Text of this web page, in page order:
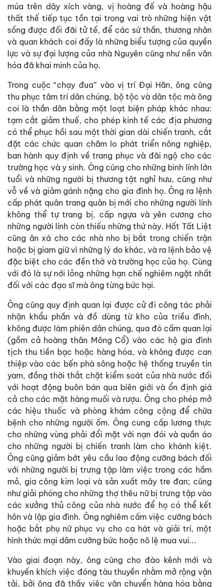
múa trên dây xích vàng, vị hoàng đế và hoàng hậu
thất thế tiếp tục tồn tại trong vai trò những hiện vật
sống được đối đãi tử tế, để các sứ thần, thương nhân
và quan khách coi đấy là những biểu tượng của quyền
lực và sự đại lượng của nhà Nguyên cũng như nền văn
hóa đã khai minh của họ.
Trong cuộc “chạy đua” vào vị trí Đại Hãn, ông cũng
thu phục tâm trí dân chúng, bộ tộc và dân tộc mà ông
coi là thần dân bằng một loạt biện pháp khác nhau:
tạm cắt giảm thuế, cho phép kinh tế các địa phương
có thể phục hồi sau một thời gian dài chiến tranh, cắt
đặt các chức quan chăm lo phát triển nông nghiệp,
ban hành quy định về trang phục và đãi ngộ cho các
trường học và y sinh. Ông cũng cho những binh lính lớn
tuổi và những người bị thương tật nghỉ hưu, cũng như
vỗ về và giảm gánh nặng cho gia đình họ. Ông ra lệnh
cấp phát quân trang quân bị mới cho những người lính
không thể tự trang bị, cấp ngựa và yên cương cho
những người lính còn thiếu những thứ này. Hốt Tất Liệt
cũng ân xá cho các nhà nho bị bắt trong chiến trận
hoặc bị giam giữ vì những lý do khác, và ra lệnh bảo vệ
đặc biệt cho các đền thờ và trường học của họ. Cùng
với đó là sự nới lỏng những hạn chế nghiêm ngặt nhất
đối với các đạo sĩ mà ông từng bức hại.
Ông cũng quy định quan lại được cử đi công tác phải
nhận khẩu phần và đồ dùng từ kho của triều đình,
không được làm phiên dân chúng, qua đó cấm quan lại
(gồm cả hoàng thân Mông Cổ) vào các hộ gia đình
tịch thu tiền bạc hoặc hàng hóa, và không được can
thiệp vào các bến phà sông hoặc hệ thống truyền tin
yam, đồng thời thắt chặt kiểm soát của nhà nước đối
với hoạt động buôn bán qua biên giới và ổn định giá
cả cho các mặt hàng muối và rượu. Ông cho phép mở
các hiệu thuốc và phòng khám công cộng để chữa
bệnh cho những người ốm. Ông cung cấp lương thực
cho những vùng phải đổi mặt với nạn đói và quần áo
cho những người bị chiến tranh làm cho khánh kiệt.
Ông cũng giảm bớt yêu cầu lao động cưỡng bách đối
với những người bị trưng tập làm việc trong các hầm
mỏ, gia công kim loại và sản xuất mây tre đan; cũng
như giải phóng cho những thợ thêu nữ bị trưng tập vào
các xưởng thủ công của nhà nước để họ có thể kết
hôn và lập gia đình. Ông nghiêm cấm việc cưỡng bách
hoặc bắt phụ nữ phục vụ cho ca hát và giải trí, một
hình thức mại dâm cưỡng bức hoặc nô lệ mua vui...
Vào giai đoạn này, ông cũng cho đào kênh mới và
khuyến khích việc đóng tàu thuyền nhằm mở rộng vận
tải, bởi ông đã thấy việc vận chuyển hàng hóa bằng